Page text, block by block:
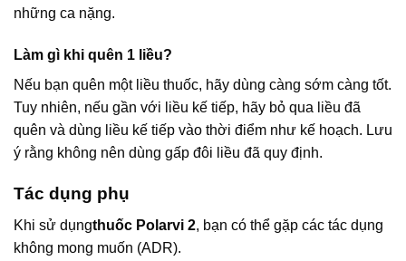
những ca nặng.
Làm gì khi quên 1 liều?
Nếu bạn quên một liều thuốc, hãy dùng càng sớm càng tốt.
Tuy nhiên, nếu gần với liều kế tiếp, hãy bỏ qua liều đã
quên và dùng liều kế tiếp vào thời điểm như kế hoạch. Lưu
ý rằng không nên dùng gấp đôi liều đã quy định.
Tác dụng phụ
Khi sử dụngthuốc Polarvi 2, bạn có thể gặp các tác dụng
không mong muốn (ADR).